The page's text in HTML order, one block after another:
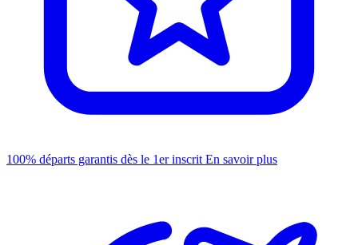
100% départs garantis dès le 1er inscrit En savoir plus